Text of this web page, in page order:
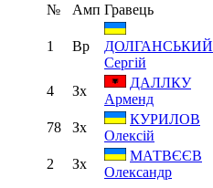
№ Амп Гравець
1 Вр
ДОЛГАНСЬКИЙ
Сергій
4 Зх
ДАЛЛКУ
Арменд
78
Зх
КУРИЛОВ
Олексій
2
Зх
МАТВЄЄВ
Олександр